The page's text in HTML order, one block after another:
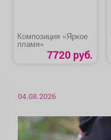
Композиция «Яркое
пламя»
7720 руб.
04.08.2026